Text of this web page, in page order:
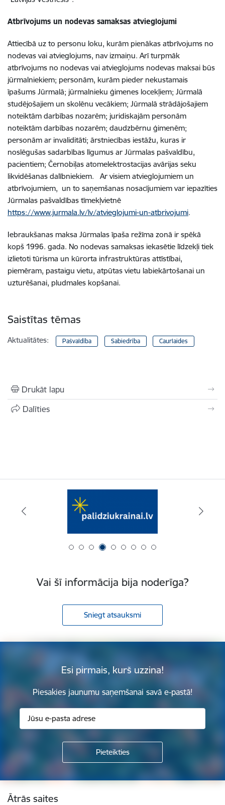
Atbrīvojums un nodevas samaksas atvieglojumi
Attiecībā uz to personu loku, kurām pienākas atbrīvojums no
nodevas vai atvieglojums, nav izmaiņu. Arī turpmāk
atbrīvojums no nodevas vai atvieglojums nodevas maksai būs
jūrmalniekiem; personām, kurām pieder nekustamais
īpašums Jūrmalā; jūrmalnieku ģimenes locekļiem; Jūrmalā
studējošajiem un skolēnu vecākiem; Jūrmalā strādājošajiem
noteiktām darbības nozarēm; juridiskajām personām
noteiktām darbības nozarēm; daudzbērnu ģimenēm;
personām ar invaliditāti; ārstniecības iestāžu, kuras ir
noslēgušas sadarbības līgumus ar Jūrmalas pašvaldību,
pacientiem; Černobiļas atomelektrostacijas avārijas seku
likvidēšanas dalībniekiem. Ar visiem atvieglojumiem un
atbrīvojumiem, un to saņemšanas nosacījumiem var iepazīties
Jūrmalas pašvaldības tīmekļvietnē
https://www.jurmala.lv/lv/atvieglojumi-un-atbrivojumi.
Iebraukšanas maksa Jūrmalas īpaša režīma zonā ir spēkā
kopš 1996. gada. No nodevas samaksas iekasētie līdzekļi tiek
izlietoti tūrisma un kūrorta infrastruktūras attīstībai,
piemēram, pastaigu vietu, atpūtas vietu labiekārtošanai un
uzturēšanai, pludmales kopšanai.
Saistītas tēmas
Aktualitātes: Pašvaldība Sabiedrība Caurlaides
Drukāt lapu
Dalīties
Vai šī informācija bija noderīga?
Sniegt atsauksmi
Esi pirmais, kurš uzzina!
Piesakies jaunumu saņemšanai savā e-pastā!
Kājene
Ātrās saites